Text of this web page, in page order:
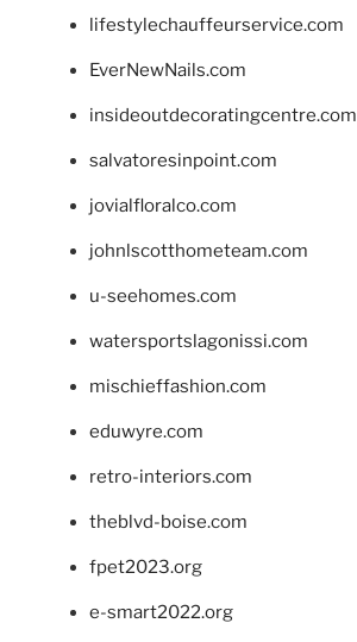
lifestylechauffeurservice.com
EverNewNails.com
insideoutdecoratingcentre.com
salvatoresinpoint.com
jovialfloralco.com
johnlscotthometeam.com
u-seehomes.com
watersportslagonissi.com
mischieffashion.com
eduwyre.com
retro-interiors.com
theblvd-boise.com
fpet2023.org
e-smart2022.org